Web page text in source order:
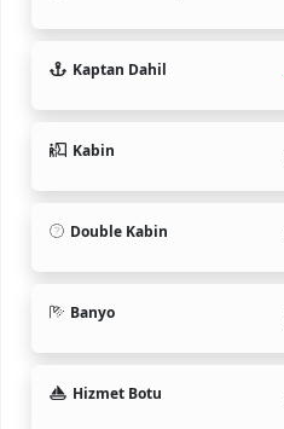
Kaptan Dahil
Kabin
Double Kabin
Banyo
Hizmet Botu